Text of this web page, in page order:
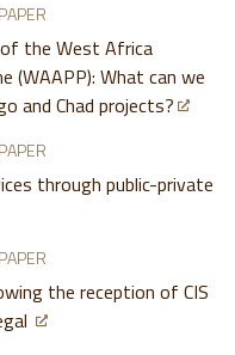
the West Africa
(WAAPP): What can we
and Chad projects?
through public-private
the reception of CIS